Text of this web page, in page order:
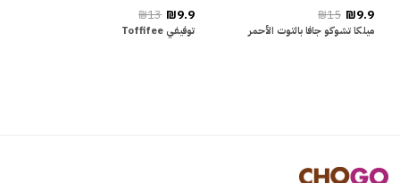
₪9.9
₪15
ميلكا تشوكو جافا بالتوت الأحمر
₪9.9
₪13
توفيفي Toffifee